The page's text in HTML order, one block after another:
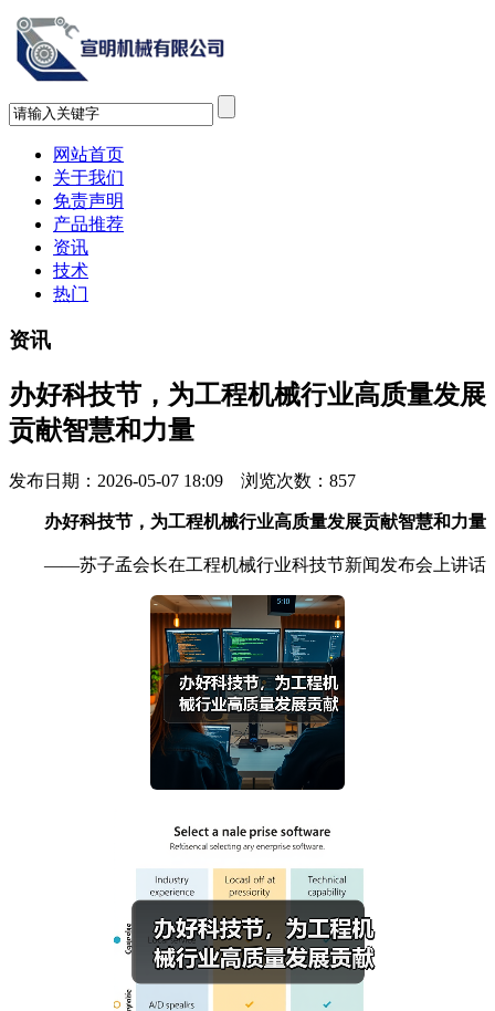
网站首页
关于我们
免责声明
产品推荐
资讯
技术
热门
资讯
办好科技节，为工程机械行业高质量发展
贡献智慧和力量
发布日期：2026-05-07 18:09 浏览次数： 857
办好科技节，为工程机械行业高质量发展贡献智慧和力量
——苏子孟会长在工程机械行业科技节新闻发布会上讲话